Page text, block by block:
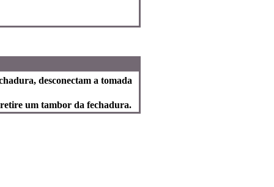
desconectam a tomada
um tambor da fechadura.